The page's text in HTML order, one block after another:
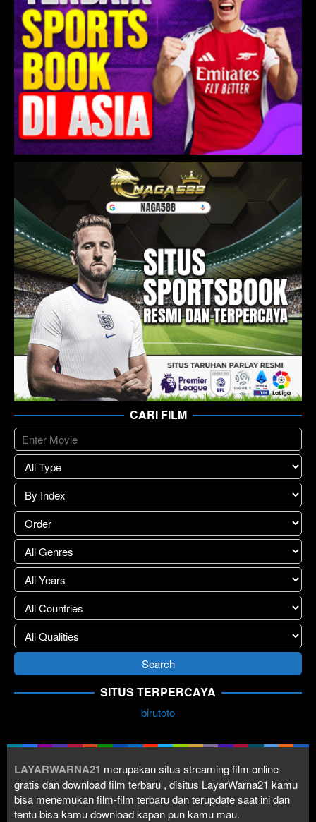
CARI FILM
SITUS TERPERCAYA
birutoto
LAYARWARNA21 merupakan situs streaming film online
gratis dan download film terbaru , disitus LayarWarna21 kamu
bisa menemukan film-film terbaru dan terupdate saat ini dan
tentu bisa kamu download kapan pun kamu mau.